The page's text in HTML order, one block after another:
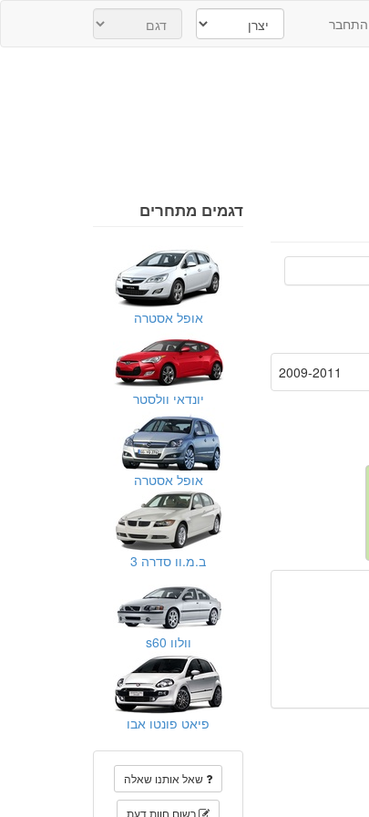
התחבר
2009-2011
דגמים מתחרים
אופל אסטרה
יונדאי וולסטר
אופל אסטרה
ב.מ.וו סדרה 3
וולוו s60
פיאט פונטו אבו
שאל אותנו שאלה
רשום חוות דעת